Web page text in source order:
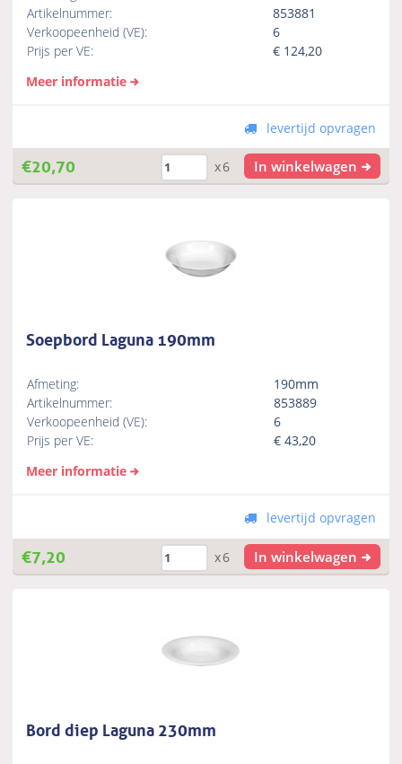
Artikelnummer:
853881
Verkoopeenheid (VE):
6
Prijs per VE:
€ 124,20
Meer informatie
levertijd opvragen
€20,70 x6 In winkelwagen
Soepbord Laguna 190mm
Afmeting:
190mm
Artikelnummer:
853889
Verkoopeenheid (VE):
6
Prijs per VE:
€43,20
Meer informatie
levertijd opvragen
€7,20 x6 In winkelwagen
Bord diep Laguna 230mm